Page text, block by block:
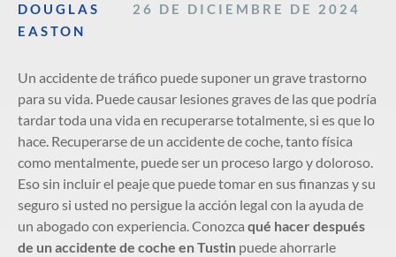
DOUGLAS
EASTON
26 DE DICIEMBRE DE 2024
Un accidente de tráfico puede suponer un grave trastorno
para su vida. Puede causar lesiones graves de las que podría
tardar toda una vida en recuperarse totalmente, si es que lo
hace. Recuperarse de un accidente de coche, tanto física
como mentalmente, puede ser un proceso largo y doloroso.
Eso sin incluir el peaje que puede tomar en sus finanzas y su
seguro si usted no persigue la acción legal con la ayuda de
un abogado con experiencia. Conozca qué hacer después
de un accidente de coche en Tustinpuede ahorrarle